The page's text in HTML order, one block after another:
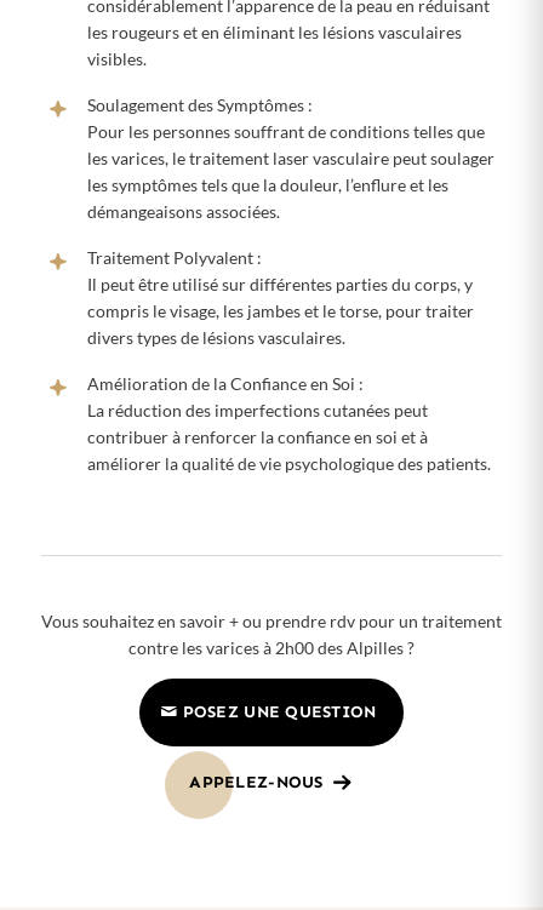
considérablement l’apparence de la peau en réduisant
les rougeurs et en éliminant les lésions vasculaires
visibles.
Soulagement des Symptômes :
Pour les personnes souffrant de conditions telles que
les varices, le traitement laser vasculaire peut soulager
les symptômes tels que la douleur, l’enflure et les
démangeaisons associées.
Traitement Polyvalent :
Il peut être utilisé sur différentes parties du corps, y
compris le visage, les jambes et le torse, pour traiter
divers types de lésions vasculaires.
Amélioration de la Confiance en Soi :
La réduction des imperfections cutanées peut
contribuer à renforcer la confiance en soi et à
améliorer la qualité de vie psychologique des patients.
Vous souhaitez en savoir + ou prendre rdv pour un traitement
contre les varices à 2h00 des Alpilles ?
POSEZ UNE QUESTION
APPELEZ-NOUS